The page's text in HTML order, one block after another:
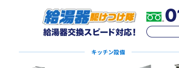
キッチン設備